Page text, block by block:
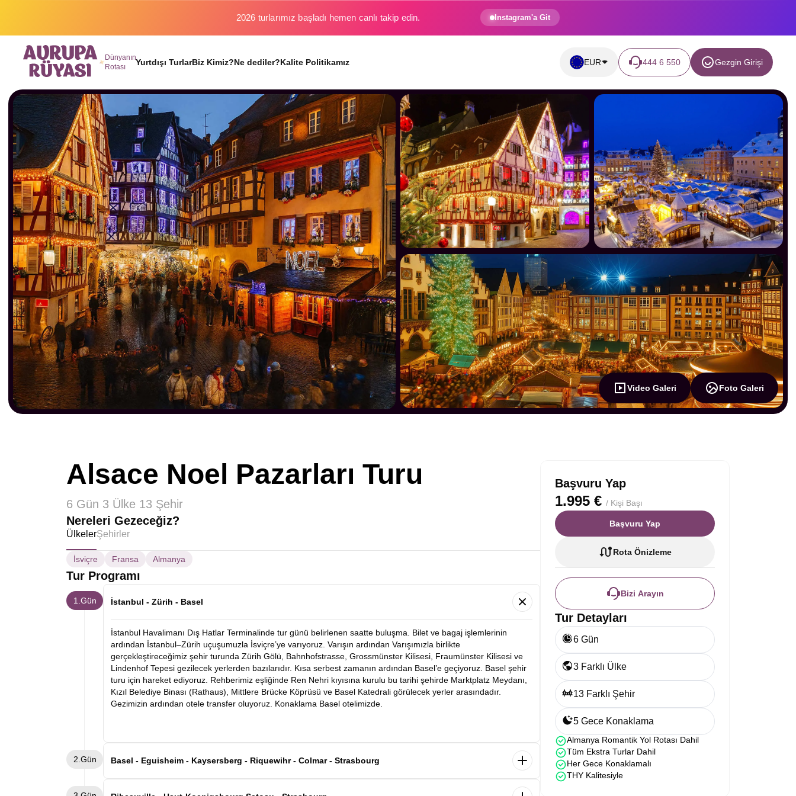
Binlerce gezginin hayali gerçek oluyor. Instagram'a Git
Dünyanın
Rotası
Yurtdışı TurlarBiz Kimiz?Ne dediler?Kalite Politikamız EUR 444 6 550 Gezgin Girişi
Video Galeri Foto Galeri
Alsace Noel Pazarları Turu
6 Gün 3 Ülke 13 Şehir
Nereleri Gezeceğiz?
ÜlkelerŞehirler
İsviçre Fransa Almanya
Tur Programı
1.Gün İstanbul - Zürih - Basel
İstanbul Havalimanı Dış Hatlar Terminalinde tur günü belirlenen saatte buluşma. Bilet ve bagaj işlemlerinin
ardından İstanbul–Zürih uçuşumuzla İsviçre’ye varıyoruz. Varışın ardından Varışımızla birlikte
gerçekleştireceğimiz şehir turunda Zürih Gölü, Bahnhofstrasse, Grossmünster Kilisesi, Fraumünster Kilisesi ve
Lindenhof Tepesi gezilecek yerlerden bazılarıdır. Kısa serbest zamanın ardından Basel’e geçiyoruz. Basel şehir
turu için hareket ediyoruz. Rehberimiz eşliğinde Ren Nehri kıyısına kurulu bu tarihi şehirde Marktplatz Meydanı,
Kızıl Belediye Binası (Rathaus), Mittlere Brücke Köprüsü ve Basel Katedrali görülecek yerler arasındadır.
Gezimizin ardından otele transfer oluyoruz. Konaklama Basel otelimizde.
2.Gün Basel - Eguisheim - Kaysersberg - Riquewihr - Colmar - Strasbourg
Başvuru Yap
1.995 € / Kişi Başı
Başvuru Yap
Rota Önizleme
Bizi Arayın
Tur Detayları
6 Gün
3 Farklı Ülke
13 Farklı Şehir
5 Gece Konaklama
Almanya Romantik Yol Rotası Dahil
Tüm Ekstra Turlar Dahil
Her Gece Konaklamalı
THY Kalitesiyle